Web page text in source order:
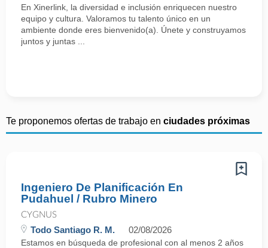
En Xinerlink, la diversidad e inclusión enriquecen nuestro
equipo y cultura. Valoramos tu talento único en un
ambiente donde eres bienvenido(a). Únete y construyamos
juntos y juntas ...
Te proponemos ofertas de trabajo en ciudades próximas
Ingeniero De Planificación En
Pudahuel / Rubro Minero
CYGNUS
Todo Santiago R. M. 02/08/2026
Estamos en búsqueda de profesional con al menos 2 años